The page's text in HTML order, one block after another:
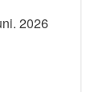
2026